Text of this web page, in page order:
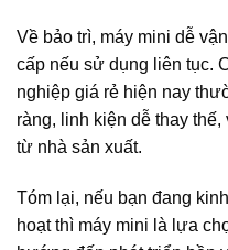
Về bảo trì, máy mini dễ
cấp nếu sử dụng liên tục.
nghiệp giá rẻ hiện nay
ràng, linh kiện dễ thay
từ nhà sản xuất.
Tóm lại, nếu bạn đang
hoạt thì máy mini là lựa